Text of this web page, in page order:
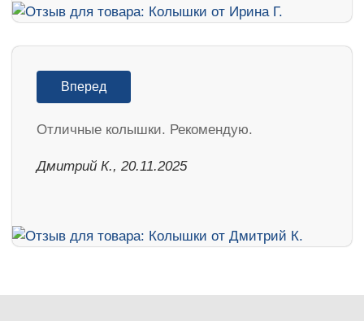
Вперед
Отличные колышки. Рекомендую.
Дмитрий К., 20.11.2025